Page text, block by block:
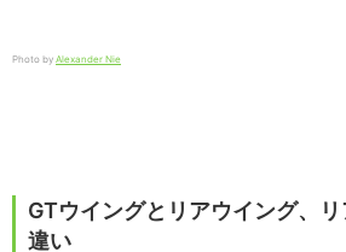
Photo by Alexander Nie
GTウイングとリアウイング、
違い